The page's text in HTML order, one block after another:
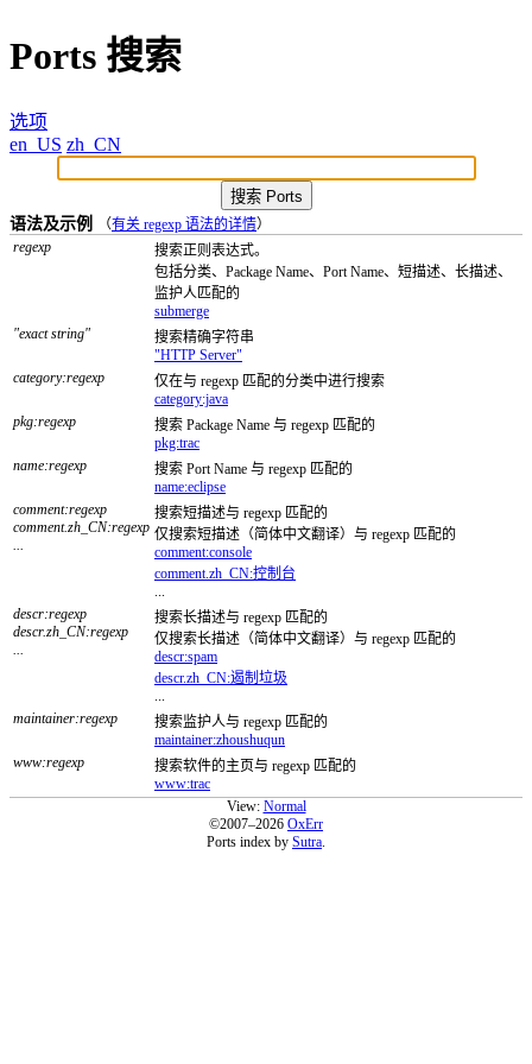
Ports 搜索
选项
en_US zh_CN
语法及示例 （有关 regexp 语法的详情）
regexp
搜索正则表达式。
包括分类、Package Name、Port Name、短描述、长描述、
监护人匹配的
submerge
"exact string"
搜索精确字符串
"HTTP Server"
category:regexp
仅在与 regexp 匹配的分类中进行搜索
category:java
pkg:regexp
搜索 Package Name 与 regexp 匹配的
pkg:trac
name:regexp
搜索 Port Name 与 regexp 匹配的
name:eclipse
comment:regexp
comment.zh_CN:regexp
...
搜索短描述与 regexp 匹配的
仅搜索短描述（简体中文翻译）与 regexp 匹配的
comment:console
comment.zh_CN:控制台
...
descr:regexp
descr.zh_CN:regexp
...
搜索长描述与 regexp 匹配的
仅搜索长描述（简体中文翻译）与 regexp 匹配的
descr:spam
descr.zh_CN:遏制垃圾
...
maintainer:regexp
搜索监护人与 regexp 匹配的
maintainer:zhoushuqun
www:regexp
搜索软件的主页与 regexp 匹配的
www:trac
View: Normal
©2007–2026 OxErr
Ports index by Sutra.